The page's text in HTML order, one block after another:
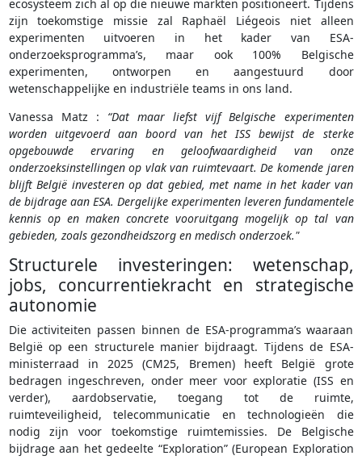
ecosysteem zich al op die nieuwe markten positioneert. Tijdens
zijn toekomstige missie zal Raphaël Liégeois niet alleen
experimenten uitvoeren in het kader van ESA-
onderzoeksprogramma’s, maar ook 100% Belgische
experimenten, ontworpen en aangestuurd door
wetenschappelijke en industriële teams in ons land.
Vanessa Matz : “Dat maar liefst vijf Belgische experimenten
worden uitgevoerd aan boord van het ISS bewijst de sterke
opgebouwde ervaring en geloofwaardigheid van onze
onderzoeksinstellingen op vlak van ruimtevaart. De komende jaren
blijft België investeren op dat gebied, met name in het kader van
de bijdrage aan ESA. Dergelijke experimenten leveren fundamentele
kennis op en maken concrete vooruitgang mogelijk op tal van
gebieden, zoals gezondheidszorg en medisch onderzoek."
Structurele investeringen: wetenschap,
jobs, concurrentiekracht en strategische
autonomie
Die activiteiten passen binnen de ESA-programma’s waaraan
België op een structurele manier bijdraagt. Tijdens de ESA-
ministerraad in 2025 (CM25, Bremen) heeft België grote
bedragen ingeschreven, onder meer voor exploratie (ISS en
verder), aardobservatie, toegang tot de ruimte,
ruimteveiligheid, telecommunicatie en technologieën die
nodig zijn voor toekomstige ruimtemissies. De Belgische
bijdrage aan het gedeelte “Exploration” (European Exploration